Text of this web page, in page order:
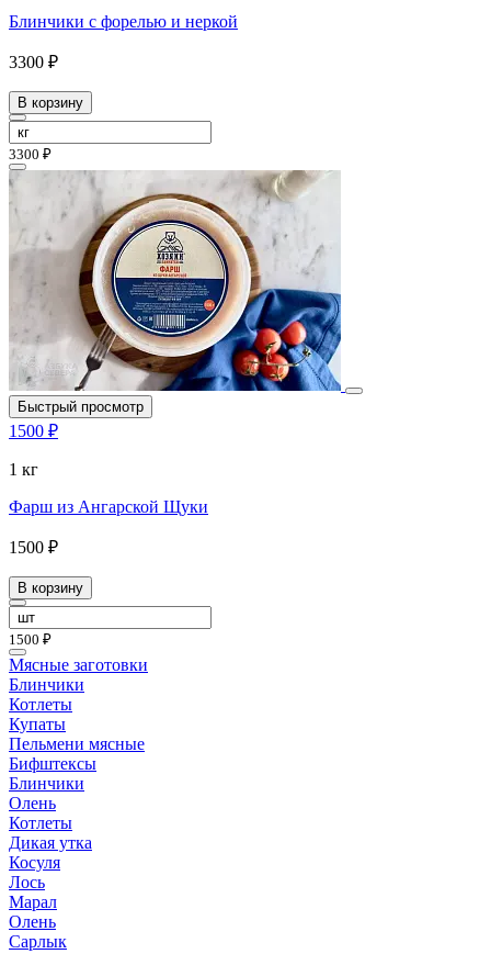
Блинчики с форелью и неркой
3300 ₽
В корзину
3300 ₽
Быстрый просмотр
1500 ₽
1 кг
Фарш из Ангарской Щуки
1500 ₽
В корзину
1500 ₽
Мясные заготовки
Блинчики
Котлеты
Купаты
Пельмени мясные
Бифштексы
Блинчики
Олень
Котлеты
Дикая утка
Косуля
Лось
Марал
Олень
Сарлык